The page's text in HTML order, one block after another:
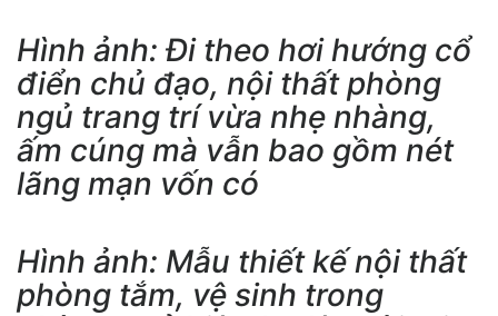
Hình ảnh: Đi theo hơi hướng cổ
điển chủ đạo, nội thất phòng
ngủ trang trí vừa nhẹ nhàng,
ấm cúng mà vẫn bao gồm nét
lãng mạn vốn có
Hình ảnh: Mẫu thiết kế nội thất
phòng tắm, vệ sinh trong